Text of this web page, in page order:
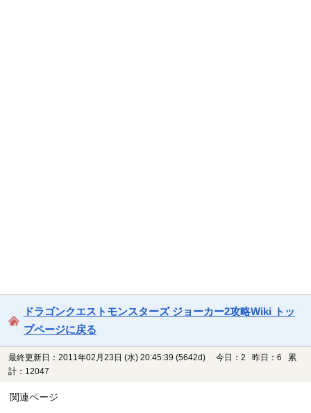
ドラゴンクエストモンスターズ ジョーカー2攻略Wiki トッ
プページに戻る
最終更新日：2011年02月23日 (水) 20:45:39 (5642d)
今日：2 昨日：6 累
計：12047
関連ページ